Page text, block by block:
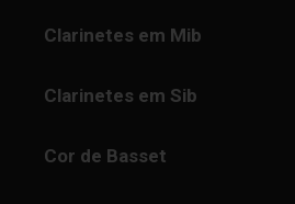
Clarinetes em Mib
Clarinetes em Sib
Cor de Basset